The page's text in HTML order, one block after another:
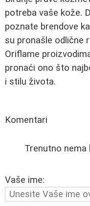
potreba vaše kože.
poznate brendove
su pronašle odlične
Oriflame
pronaći ono što
i stilu života.
Komentari
Trenutno nema
Vaše ime: